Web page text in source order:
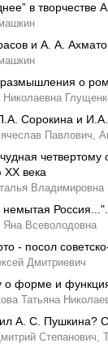
в творчестве
и А. А.
о
Николаевна
Сорокина и
Павлович,
века
Владимировна
Россия...".
Яна Всеволодовна
- посол
Дмитриевич
о форме и
Татьяна
А. С. Пушкина?
Степанович,